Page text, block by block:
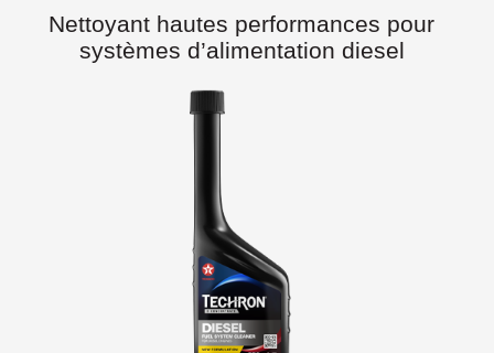
Nettoyant hautes performances pour
systèmes d’alimentation diesel